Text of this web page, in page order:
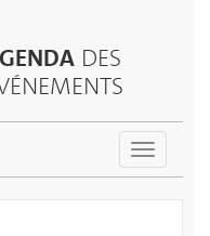
DES
Toggle